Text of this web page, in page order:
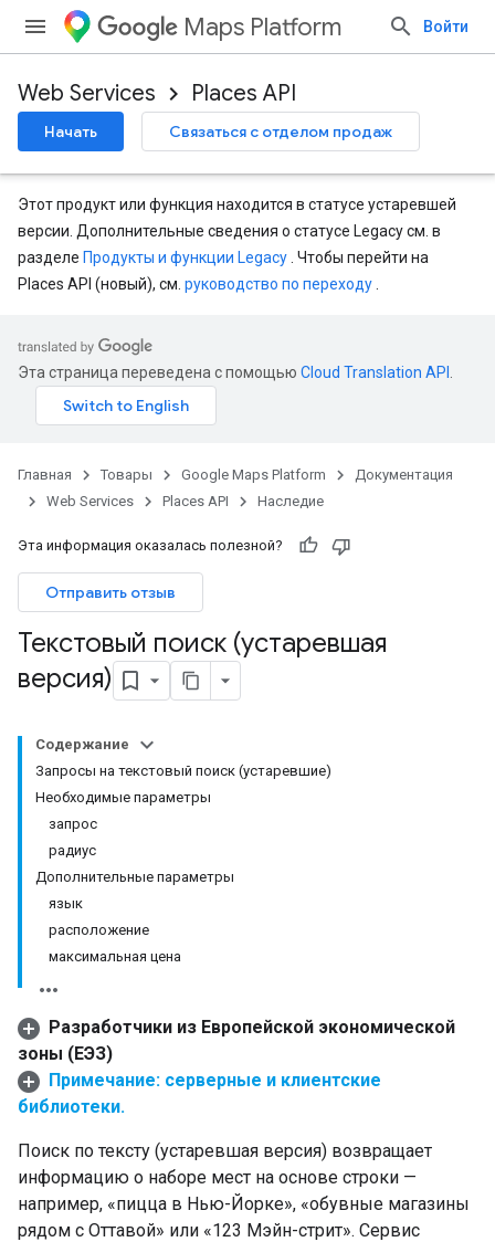
Maps Platform Войти
Web Services Places API
Начать Связаться с отделом продаж
Этот продукт или функция находится в статусе устаревшей
версии. Дополнительные сведения о статусе Legacy см. в
разделе Продукты и функции Legacy . Чтобы перейти на
Places API (новый), см. руководство по переходу
Эта страница переведена с помощью Cloud Translation API
Главная Товары Google Maps Platform
Документация
Web Services
Places API Наследие
Эта информация оказалась полезной?
Отправить отзыв
Текстовый поиск (устаревшая
версия)
Содержание
Запросы на текстовый поиск (устаревшие)
Необходимые параметры
запрос
радиус
Дополнительные параметры
язык
расположение
максимальная цена
Разработчики из Европейской экономической
зоны (ЕЭЗ)
Примечание: серверные и клиентские
библиотеки.
Поиск по тексту (устаревшая версия) возвращает
информацию о наборе мест на основе строки —
например, «пицца в Нью-Йорке», «обувные магазины
рядом с Оттавой» или «123 Мэйн-стрит». Сервис